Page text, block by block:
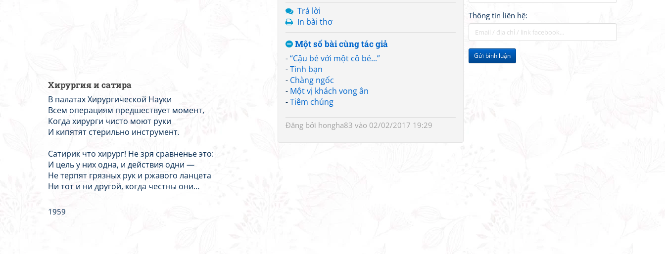
Thông tin liên hệ:
Gửi bình luận
Trả lời
In bài thơ
Một số bài cùng tác giả
-“Cậu bé với một cô bé...”
-Tình bạn
- Chàng ngốc
- Một vị khách vong ân
-Tiêm chủng
Đăng bởi hongha83 vào 02/02/2017 19:29
Хирургия и сатира
В палатах Хирургической Науки
Всем операциям предшествует момент,
Когда хирурги чисто моют руки
И кипятят стерильно инструмент.
Сатирик что хирург! Не зря сравненье это:
И цель у них одна, и действия одни —
Не терпят грязных рук и ржавого ланцета
Ни тот и ни другой, когда честны они…
1959